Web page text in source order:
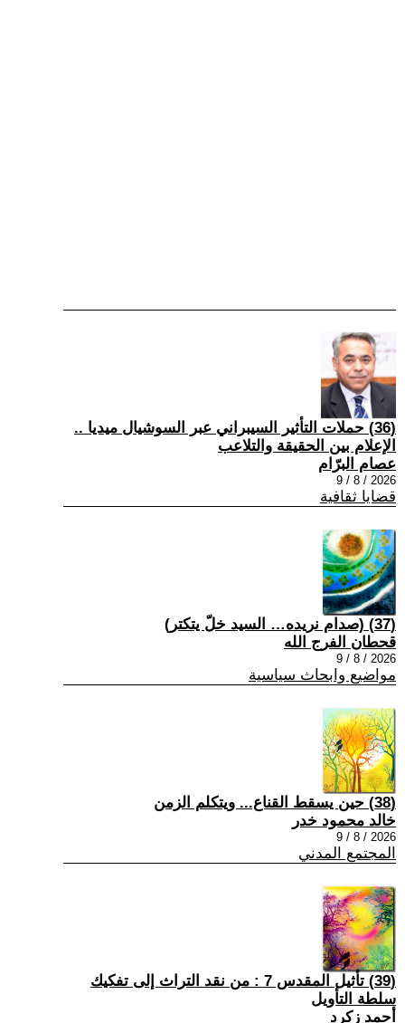
(36) حملات التأثير السيبراني عبر السوشيال ميديا ..
الإعلام بين الحقيقة والتلاعب
عصام البرّام
2026 / 8 / 9
قضايا ثقافية
(37) (صدام نريده… السيد خلّ يتكتر)
قحطان الفرج الله
2026 / 8 / 9
مواضيع وابحاث سياسية
(38) حين يسقط القناع... ويتكلم الزمن
خالد محمود خدر
2026 / 8 / 9
المجتمع المدني
(39) تأثيل المقدس 7 : من نقد التراث إلى تفكيك
سلطة التأويل
أحمد زكرد